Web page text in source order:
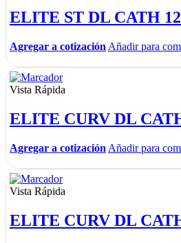
ELITE ST DL CATH
Agregar a cotización Añadir para
Vista Rápida
ELITE CURV DL
Agregar a cotización Añadir para
Vista Rápida
ELITE CURV DL